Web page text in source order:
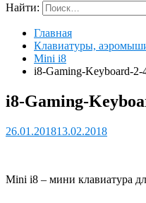
Найти:
Главная
Клавиатуры,
Mini i8
i8-Gaming-Keyboard-2-
i8-Gaming-
26.01.201813.02.2018
Mini i8 – мини клавиатура